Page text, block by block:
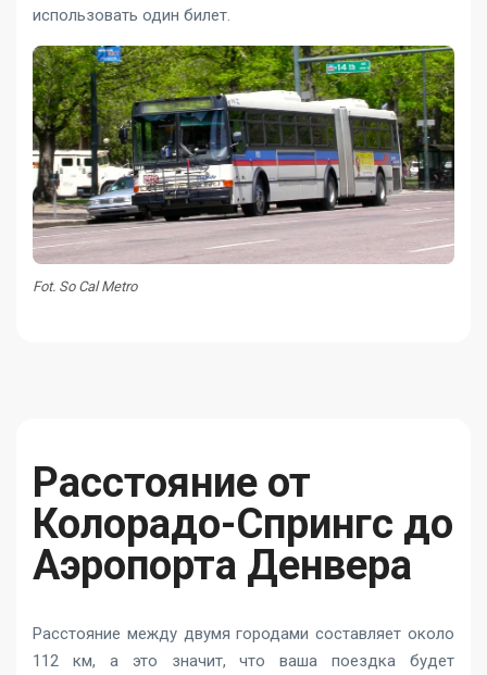
использовать один билет.
Fot. So Cal Metro
Расстояние от
Колорадо-Спрингс до
Аэропорта Денвера
Расстояние между двумя городами составляет около
112 км, а это значит, что ваша поездка будет